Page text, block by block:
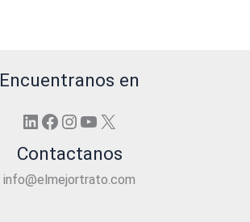
Encuentranos en
LinkedIn
Facebook
Instagram
YouTube
X
Contactanos
info@elmejortrato.com